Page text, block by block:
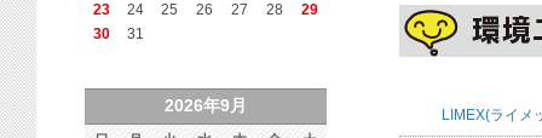
LIMEX(ライメ
23
24 25 26 27 28
29
30
31
2026年9月